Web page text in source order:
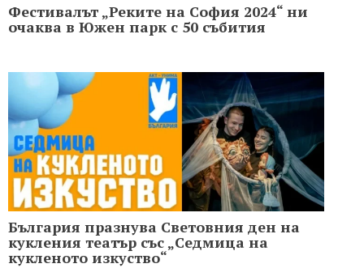
Фестивалът „Реките на София 2024“ ни
очаква в Южен парк с 50 събития
България празнува Световния ден на
кукления театър със „Седмица на
кукленото изкуство“